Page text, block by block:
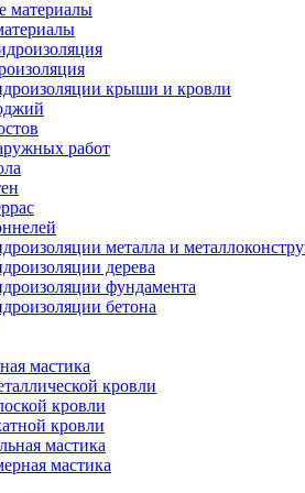
крыши и кровли
работ
металла и
дерева
фундамента
бетона
мастика
кровли
кровли
кровли
мастика
мастика